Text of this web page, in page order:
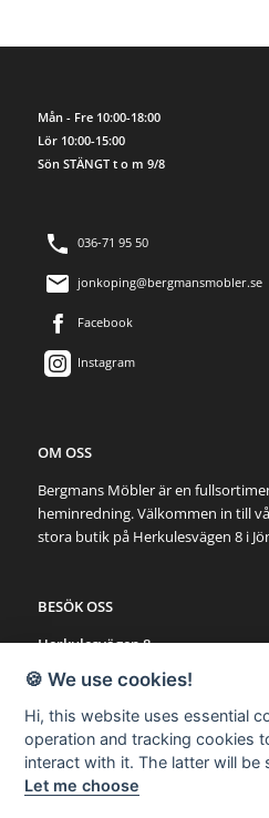
Mån - Fre 10:00-18:00
Lör 10:00-15:00
Sön STÄNGT t o m 9/8
036-71 95 50
jonkoping@bergmansmobler.se
Facebook
Instagram
OM OSS
Bergmans Möbler är en
heminredning. Välkommen in till
stora butik på Herkulesvägen 8 i
BESÖK OSS
Herkulesvägen 8
553 03 Jönköping
Karta via Google Maps
SNABBLÄNKAR
Möbler
🍪 We use cookies!
Hi, this website uses essential
operation and tracking cookies
interact with it. The latter will be
Let me choose